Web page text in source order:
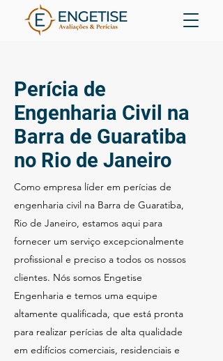
Perícia de
Engenharia Civil na
Barra de Guaratiba
no Rio de Janeiro
Como empresa líder em perícias de
engenharia civil na Barra de Guaratiba,
Rio de Janeiro, estamos aqui para
fornecer um serviço excepcionalmente
profissional e preciso a todos os nossos
clientes. Nós somos Engetise
Engenharia e temos uma equipe
altamente qualificada, que está pronta
para realizar perícias de alta qualidade
em edifícios comerciais, residenciais e